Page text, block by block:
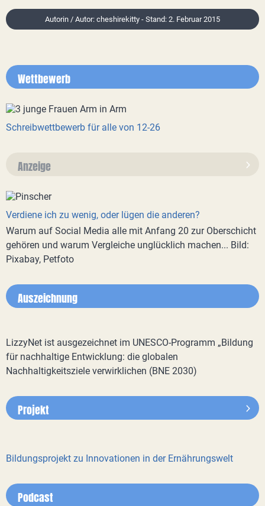
Autorin / Autor: cheshirekitty - Stand: 2. Februar 2015
Wettbewerb
Schreibwettbewerb für alle von 12-26
Anzeige
Verdiene ich zu wenig, oder lügen die anderen?
Warum auf Social Media alle mit Anfang 20 zur Oberschicht
gehören und warum Vergleiche unglücklich machen... Bild:
Pixabay, Petfoto
Auszeichnung
LizzyNet ist ausgezeichnet im UNESCO-Programm „Bildung
für nachhaltige Entwicklung: die globalen
Nachhaltigkeitsziele verwirklichen (BNE 2030)
Projekt
Bildungsprojekt zu Innovationen in der Ernährungswelt
Podcast